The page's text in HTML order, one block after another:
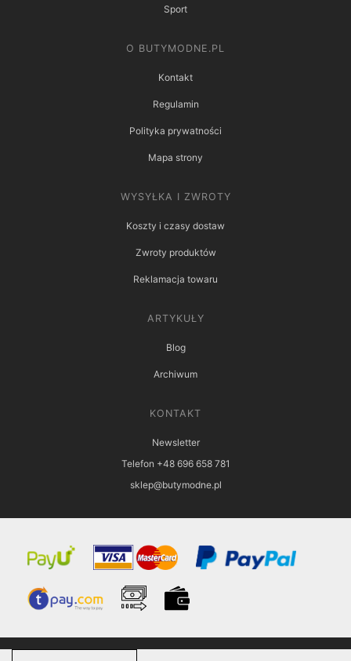
Sport
O BUTYMODNE.PL
Kontakt
Regulamin
Polityka prywatności
Mapa strony
WYSYŁKA I ZWROTY
Koszty i czasy dostaw
Zwroty produktów
Reklamacja towaru
ARTYKUŁY
Blog
Archiwum
KONTAKT
Newsletter
Telefon +48 696 658 781
sklep@butymodne.pl